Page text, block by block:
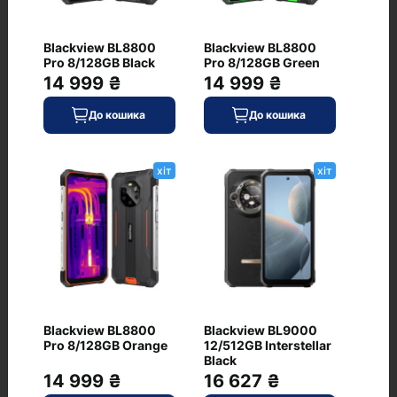
Матеріал кришки/рамки
скло/титан
Тип клавіатури
екранне введення
8.25
Живлення
Ємність акумулятора, мА·год
3274
Стереодинаміки
є
Ще
Blackview BL8800
Pro 8/128GB Black
14 999 ₴
До кошика
Blackview BL8800
Pro 8/128GB Green
14 999 ₴
До кошика
хіт
Blackview BL8800
Pro 8/128GB Orange
14 999 ₴
хіт
Blackview BL9000
12/512GB Interstellar
Black
16 627 ₴